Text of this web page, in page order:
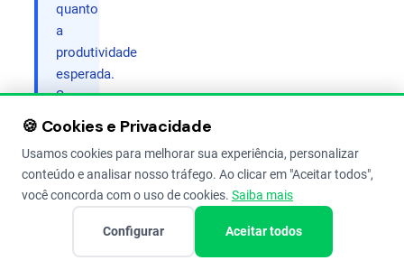
quanto
a
produtividade
esperada.
Se
custo
por
hectare
🍪 Cookies e Privacidade
Usamos cookies para melhorar sua experiência, personalizar
conteúdo e analisar nosso tráfego. Ao clicar em "Aceitar todos",
você concorda com o uso de cookies. Saiba mais
Configurar Aceitar todos